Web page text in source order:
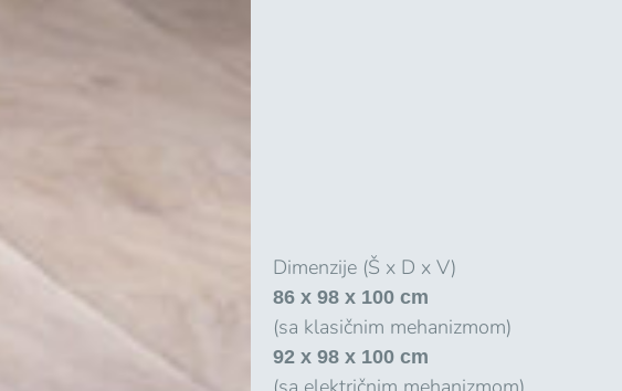
Dimenzije (Š x D x V)
86 x 98 x 100 cm
(sa klasičnim mehanizmom)
92 x 98 x 100 cm